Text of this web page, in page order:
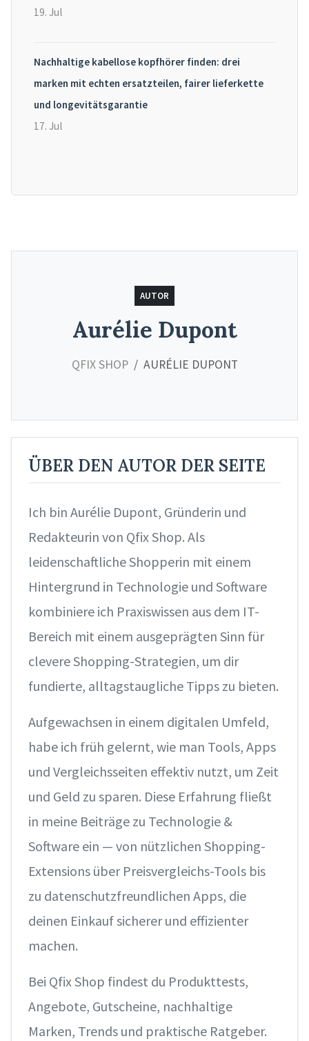
19. Jul
Nachhaltige kabellose kopfhörer finden: drei
marken mit echten ersatzteilen, fairer lieferkette
und longevitätsgarantie
17. Jul
AUTOR
Aurélie Dupont
QFIX SHOP AURÉLIE DUPONT
ÜBER DEN AUTOR DER SEITE
Ich bin Aurélie Dupont, Gründerin und
Redakteurin von Qfix Shop. Als
leidenschaftliche Shopperin mit einem
Hintergrund in Technologie und Software
kombiniere ich Praxiswissen aus dem IT-
Bereich mit einem ausgeprägten Sinn für
clevere Shopping-Strategien, um dir
fundierte, alltagstaugliche Tipps zu bieten.
Aufgewachsen in einem digitalen Umfeld,
habe ich früh gelernt, wie man Tools, Apps
und Vergleichsseiten effektiv nutzt, um Zeit
und Geld zu sparen. Diese Erfahrung fließt
in meine Beiträge zu Technologie &
Software ein — von nützlichen Shopping-
Extensions über Preisvergleichs-Tools bis
zu datenschutzfreundlichen Apps, die
deinen Einkauf sicherer und effizienter
machen.
Bei Qfix Shop findest du Produkttests,
Angebote, Gutscheine, nachhaltige
Marken, Trends und praktische Ratgeber.